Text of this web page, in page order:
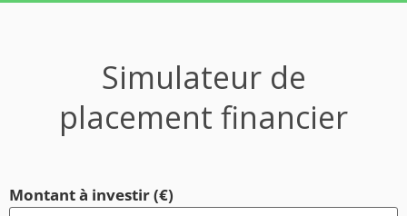
Simulateur de
placement financier
Montant à investir (€)